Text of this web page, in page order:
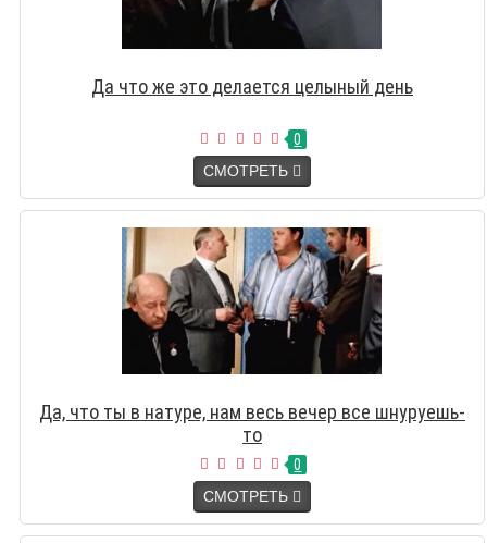
Да что же это делается целыный день
0
СМОТРЕТЬ
Да, что ты в натуре, нам весь вечер все шнуруешь-
то
0
СМОТРЕТЬ